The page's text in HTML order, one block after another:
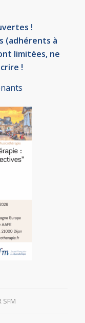
!
(adhérents à
limitées, ne
!
SFM